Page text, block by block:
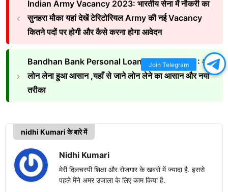
Indian Army Vacancy 2023: भारतीय सेना में नौकरी का
सुनहरा मौका यहां देखें टेरिटोरियल Army की नई Vacancy
कितने पदों पर होगी और कैसे करना होगा आवेदन
Bandhan Bank Personal Loan Update 2023 : अब
लोन लेना हुआ आसान ,यहाँ से जाने लोन लेने का आसान और नया
तरीका
nidhi Kumari के बारे में
Nidhi Kumari
मेरी दिलचस्पी शिक्षा और रोजगार के खबरों में ज्यादा है. इससे
पहले मैंने अमर उजाला के लिए काम किया है.
Join Telegram